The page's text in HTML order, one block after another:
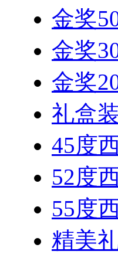
金奖
金奖
金奖
礼盒
45度
52度
55度
精美